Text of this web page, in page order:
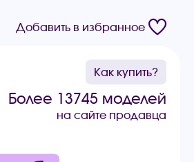
Добавить в избранное
Как купить?
Более 13745 моделей
на сайте продавца